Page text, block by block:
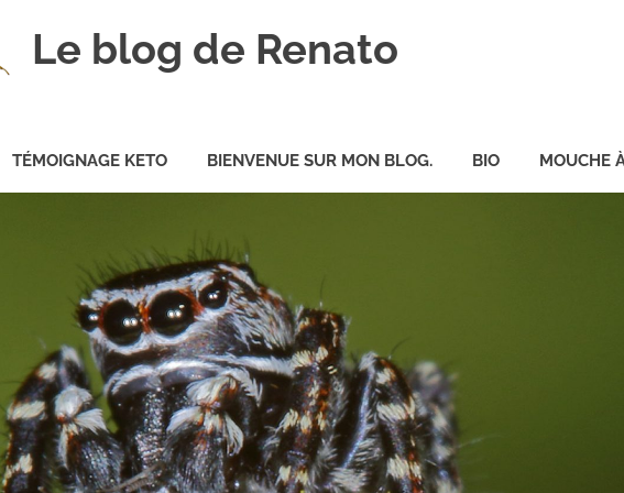
Le blog de Renato
TÉMOIGNAGE KETO
BIENVENUE SUR MON BLOG. BIO MOUCHE